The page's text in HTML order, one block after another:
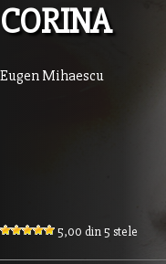
CORINA
Eugen Mihaescu
5,00 din 5 stele